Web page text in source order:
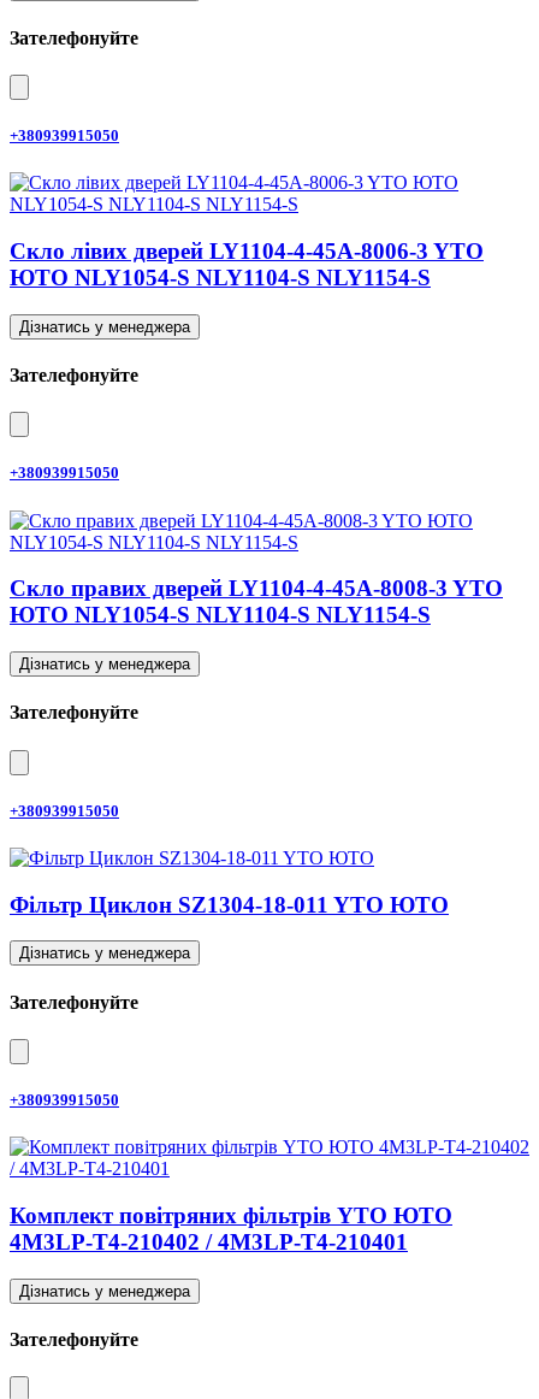
Зателефонуйте
+380939915050
Скло лівих дверей LY1104-4-45A-8006-3 YTO
ЮТО NLY1054-S NLY1104-S NLY1154-S
Дізнатись у менеджера
Зателефонуйте
+380939915050
Скло правих дверей LY1104-4-45A-8008-3 YTO
ЮТО NLY1054-S NLY1104-S NLY1154-S
Дізнатись у менеджера
Зателефонуйте
+380939915050
Фільтр Циклон SZ1304-18-011 YTO ЮТО
Дізнатись у менеджера
Зателефонуйте
+380939915050
Комплект повітряних фільтрів YTO ЮТО
4M3LP-T4-210402 / 4M3LP-T4-210401
Дізнатись у менеджера
Зателефонуйте